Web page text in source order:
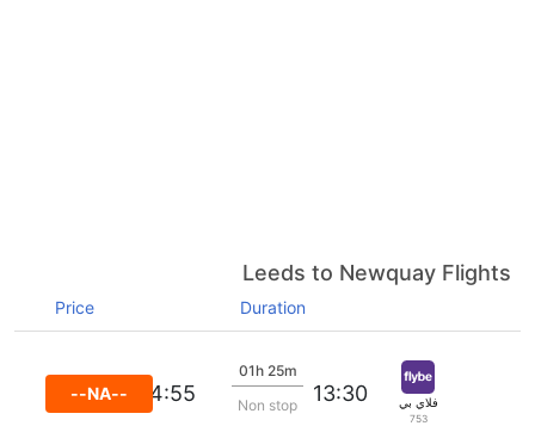
Leeds to Newquay Flights
Duration
Price
فلاي بي
753
13:30
01h 25m
Non stop
14:55
--NA--